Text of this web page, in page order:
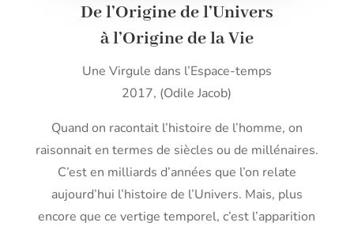
De l’Origine de l’Univers
à l’Origine de la Vie
Une Virgule dans l’Espace-temps
2017, (Odile Jacob)
Quand on racontait l’histoire de l’homme, on
raisonnait en termes de siècles ou de millénaires.
C’est en milliards d’années que l’on relate
aujourd’hui l’histoire de l’Univers. Mais, plus
encore que ce vertige temporel, c’est l’apparition